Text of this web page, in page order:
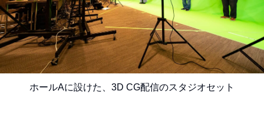
ホールAに設けた、3D CG配信のスタジオセット